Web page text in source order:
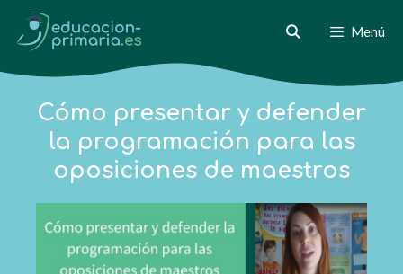
Menú
Cómo presentar y defender
la programación para las
oposiciones de maestros